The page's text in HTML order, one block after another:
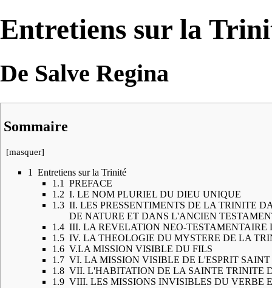
Entretiens sur la
De Salve Regina
Sommaire
[masquer]
1 Entretiens sur la Trinité
1.1 PREFACE
1.2 I. LE NOM PLURIEL DU DIEU UNIQUE
1.3 II. LES PRESSENTIMENTS DE LA TRINITE
DE NATURE ET DANS L'ANCIEN
1.4 III. LA REVELATION NEO-TESTAMENTAIRE
1.5 IV. LA THEOLOGIE DU MYSTERE DE LA
1.6 V.LA MISSION VISIBLE DU FILS
1.7 VI. LA MISSION VISIBLE DE L'ESPRIT SAINT
1.8 VII. L'HABITATION DE LA SAINTE TRINITE
1.9 VIII. LES MISSIONS INVISIBLES DU VERBE